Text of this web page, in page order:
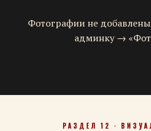
Фотографии не
админку →
РАЗДЕЛ 12 ·